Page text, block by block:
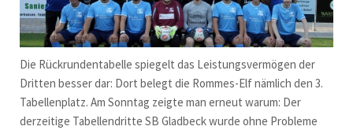
Die Rückrundentabelle spiegelt das Leistungsvermögen der
Dritten besser dar: Dort belegt die Rommes-Elf nämlich den 3.
Tabellenplatz. Am Sonntag zeigte man erneut warum: Der
derzeitige Tabellendritte SB Gladbeck wurde ohne Probleme